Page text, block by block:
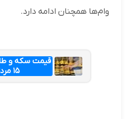
وام‌ها همچنان ادامه دارد.
قیمت سکه و
۱۵ مرداد ۱۴۰۵